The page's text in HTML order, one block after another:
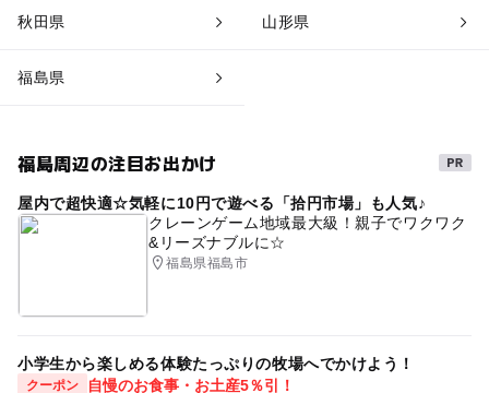
秋田県 山形県
福島県
福島周辺の注目お出かけ
屋内で超快適☆気軽に10円で遊べる「拾円市場」も人気♪
クレーンゲーム地域最大級！親子でワクワク
&リーズナブルに☆
福島県福島市
小学生から楽しめる体験たっぷりの牧場へでかけよう！
クーポン
自慢のお食事・お土産5％引！